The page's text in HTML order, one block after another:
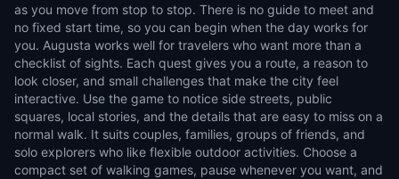
as you move from stop to stop. There is no guide to meet and
no fixed start time, so you can begin when the day works for
you. Augusta works well for travelers who want more than a
checklist of sights. Each quest gives you a route, a reason to
look closer, and small challenges that make the city feel
interactive. Use the game to notice side streets, public
squares, local stories, and the details that are easy to miss on a
normal walk. It suits couples, families, groups of friends, and
solo explorers who like flexible outdoor activities. Choose a
compact set of walking games, pause whenever you want, and